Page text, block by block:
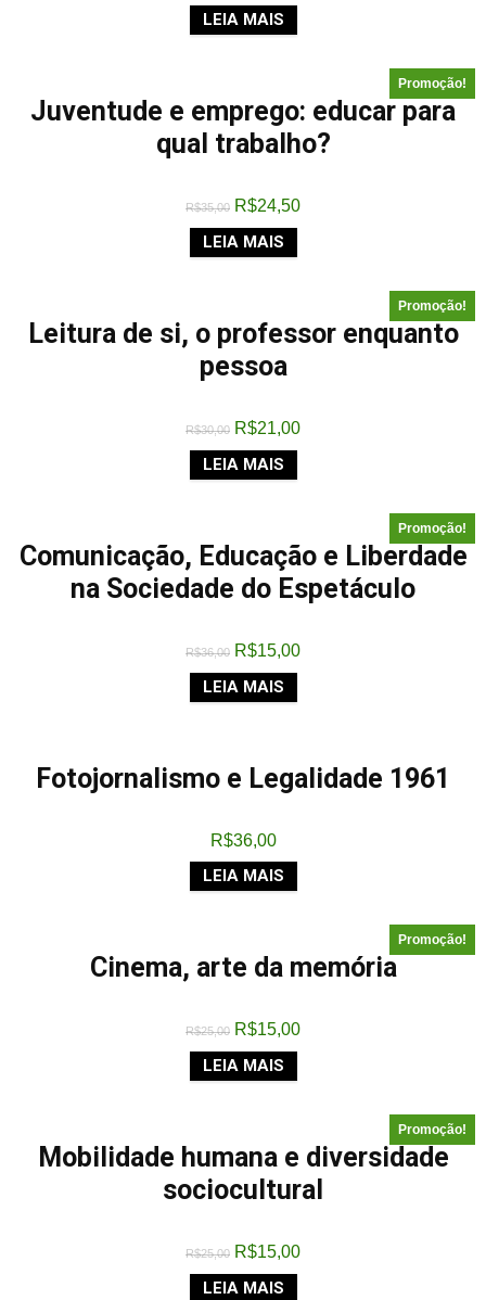
LEIA MAIS
Promoção!
Juventude e emprego: educar para
qual trabalho?
R$35,00 R$24,50
LEIA MAIS
Promoção!
Leitura de si, o professor enquanto
pessoa
R$30,00 R$21,00
LEIA MAIS
Promoção!
Comunicação, Educação e Liberdade
na Sociedade do Espetáculo
R$36,00 R$15,00
LEIA MAIS
Fotojornalismo e Legalidade 1961
R$36,00
LEIA MAIS
Promoção!
Cinema, arte da memória
R$25,00 R$15,00
LEIA MAIS
Promoção!
Mobilidade humana e diversidade
sociocultural
R$25,00 R$15,00
LEIA MAIS